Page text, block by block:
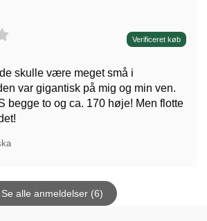
af 5, Verificeret køb
skulle være meget små i
var gigantisk på mig og min ven.
begge to og ca. 170 høje! Men flotte
Se alle anmeldelser (6)